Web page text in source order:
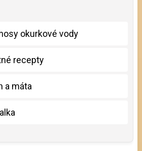
okurkové vody
recepty
a máta